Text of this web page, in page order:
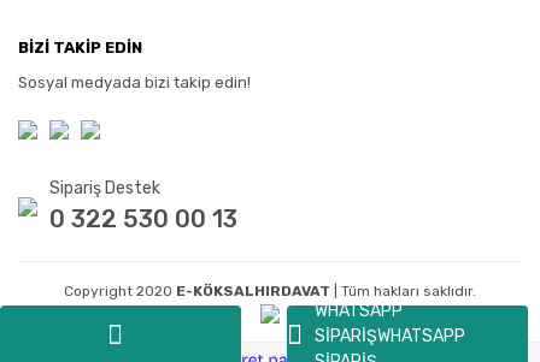
WHATSAPP
SİPARİŞWHATSAPP
BİZİ TAKİP EDİN
Sosyal medyada bizi takip edin!
Sipariş Destek
0 322 530 00 13
Copyright 2020 E-KÖKSALHIRDAVAT | Tüm hakları saklıdır.